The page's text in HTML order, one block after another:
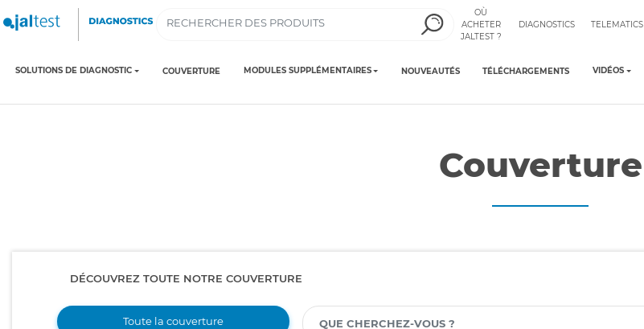
OÙ
ACHETER
JALTEST ?
DIAGNOSTICS TELEMATICS
SOLUTIONS DE DIAGNOSTIC COUVERTURE MODULES SUPPLÉMENTAIRES NOUVEAUTÉS TÉLÉCHARGEMENTS VIDÉOS
Couverture
DÉCOUVREZ TOUTE NOTRE COUVERTURE
Toute la couverture